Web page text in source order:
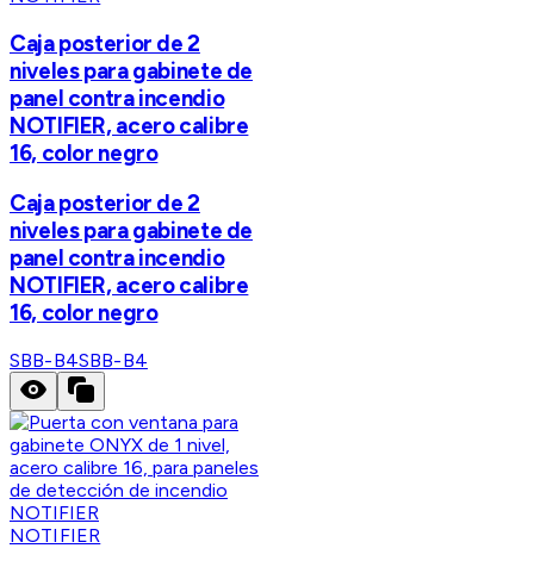
Caja posterior de 2
niveles para gabinete de
panel contra incendio
NOTIFIER, acero calibre
16, color negro
Caja posterior de 2
niveles para gabinete de
panel contra incendio
NOTIFIER, acero calibre
16, color negro
SBB-B4SBB-B4
NOTIFIER